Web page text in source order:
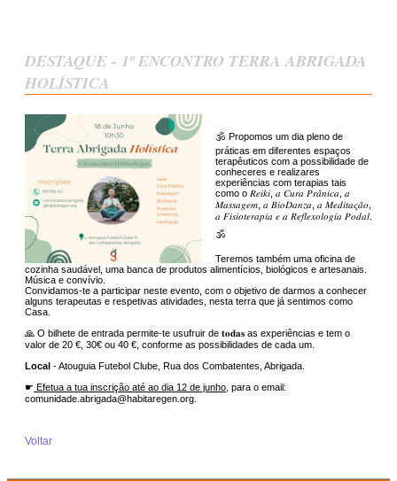
DESTAQUE - 1º ENCONTRO TERRA ABRIGADA
HOLÍSTICA
🕉 Propomos um dia pleno de
práticas em diferentes espaços
terapêuticos com a possibilidade de
conheceres e realizares
experiências com terapias tais
como o 𝑅𝑒𝑖𝑘𝑖, 𝑎 𝐶𝑢𝑟𝑎 𝑃𝑟𝑎̂𝑛𝑖𝑐𝑎, 𝑎
𝑀𝑎𝑠𝑠𝑎𝑔𝑒𝑚, 𝑎 𝐵𝑖𝑜𝐷𝑎𝑛𝑧𝑎, 𝑎 𝑀𝑒𝑑𝑖𝑡𝑎𝑐̧𝑎̃𝑜,
𝑎 𝐹𝑖𝑠𝑖𝑜𝑡𝑒𝑟𝑎𝑝𝑖𝑎 𝑒 𝑎 𝑅𝑒𝑓𝑙𝑒𝑥𝑜𝑙𝑜𝑔𝑖𝑎 𝑃𝑜𝑑𝑎𝑙.
🕉
Teremos também uma oficina de
cozinha saudável, uma banca de produtos alimentícios, biológicos e artesanais.
Música e convívio.
Convidamos-te a participar neste evento, com o objetivo de darmos a conhecer
alguns terapeutas e respetivas atividades, nesta terra que já sentimos como
Casa.
🙏 O bilhete de entrada permite-te usufruir de 𝐭𝐨𝐝𝐚𝐬 as experiências e tem o
valor de 20 €, 30€ ou 40 €, conforme as possibilidades de cada um.
Local - Atouguia Futebol Clube, Rua dos Combatentes, Abrigada.
☛ Efetua a tua inscrição até ao dia 12 de junho , para o email:
comunidade.abrigada@habitaregen.org.
Voltar